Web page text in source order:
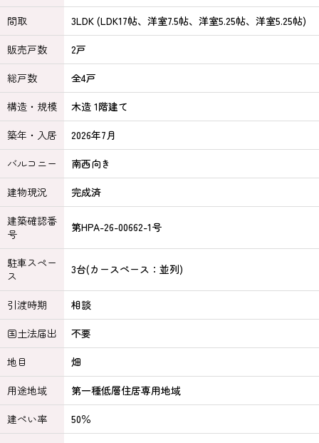
間取
3LDK (LDK17帖、洋室7.5帖、洋室5.25帖、洋室5.25帖)
販売戸数
2戸
総戸数
全4戸
構造・規模
木造 1階建て
築年・入居
2026年7月
バルコニー
南西向き
建物現況
完成済
建築確認番
号
第HPA-26-00662-1号
駐車スペー
ス
3台(カースペース：並列)
引渡時期
相談
国土法届出
不要
地目
畑
用途地域
第一種低層住居専用地域
建ぺい率
50％